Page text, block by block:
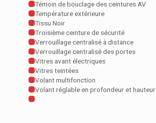
Témoin de bouclage des ceintures AV
Température extérieure
Tissu Noir
Troisième ceinture de sécurité
Verrouillage centralisé à distance
Verrouillage centralisé des portes
Vitres avant électriques
Vitres teintées
Volant multifonction
Volant réglable en profondeur et hauteur